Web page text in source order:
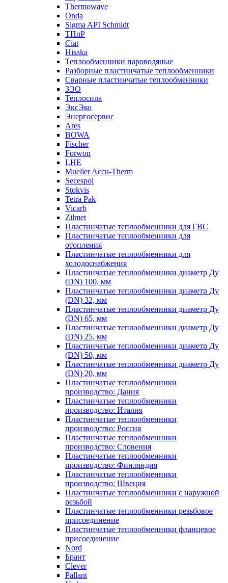
Thermowave
Onda
Sigma API Schmidt
ТПлР
Ciat
Hisaka
Теплообменники пароводяные
Разборные пластинчатые теплообменники
Сварные пластинчатые теплообменники
ЗЭО
Теплосила
ЭксЭко
Энергосервис
Ares
BOWA
Fischer
Forwon
LHE
Mueller Accu-Therm
Secespol
Stokvis
Tetra Pak
Vicarb
Zilmet
Пластинчатые теплообменники для ГВС
Пластинчатые теплообменники для
отопления
Пластинчатые теплообменники для
холодоснабжения
Пластинчатые теплообменники диаметр Ду
(DN) 100, мм
Пластинчатые теплообменники диаметр Ду
(DN) 32, мм
Пластинчатые теплообменники диаметр Ду
(DN) 65, мм
Пластинчатые теплообменники диаметр Ду
(DN) 25, мм
Пластинчатые теплообменники диаметр Ду
(DN) 50, мм
Пластинчатые теплообменники диаметр Ду
(DN) 20, мм
Пластинчатые теплообменники
производство: Дания
Пластинчатые теплообменники
производство: Италия
Пластинчатые теплообменники
производство: Россия
Пластинчатые теплообменники
производство: Словения
Пластинчатые теплообменники
производство: Финляндия
Пластинчатые теплообменники
производство: Швеция
Пластинчатые теплообменники с наружной
резьбой
Пластинчатые теплообменники резьбовое
присоединение
Пластинчатые теплообменники фланцевое
присоединение
Nord
Брант
Clever
Pallant